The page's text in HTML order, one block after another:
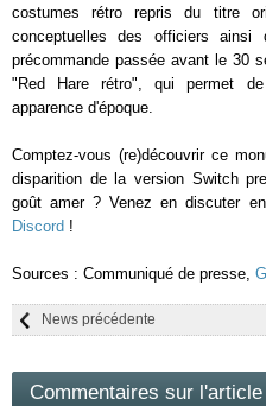
costumes rétro repris du titre
conceptuelles des officiers ainsi
précommande passée avant le 30
"Red Hare rétro", qui permet
apparence d'époque.
Comptez-vous (re)découvrir ce
disparition de la version Switch
goût amer ? Venez en discuter
Discord !
Sources : Communiqué de presse,
News précédente
Commentaires sur l'article